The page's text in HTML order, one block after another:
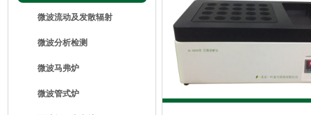
微波流动及发散辐射
微波分析检测
微波马弗炉
微波管式炉